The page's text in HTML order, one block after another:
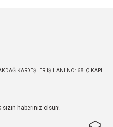
KARDEŞLER IŞ HANI NO: 68 İÇ KAPI
sizin haberiniz olsun!